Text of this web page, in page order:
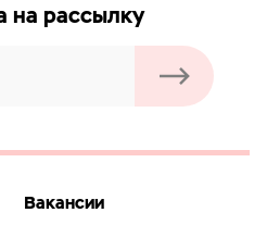
на рассылку
Вакансии